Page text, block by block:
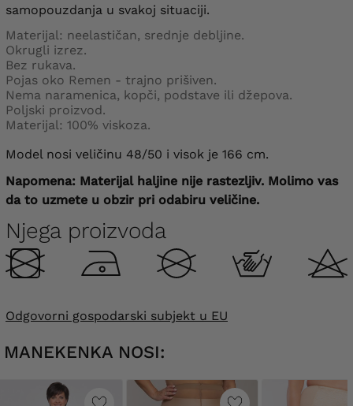
samopouzdanja u svakoj situaciji.
Materijal: neelastičan, srednje debljine.
Okrugli izrez.
Bez rukava.
Pojas oko Remen - trajno prišiven.
Nema naramenica, kopči, podstave ili džepova.
Poljski proizvod.
Materijal: 100% viskoza.
Model nosi veličinu 48/50 i visok je 166 cm.
Napomena: Materijal haljine nije rastezljiv. Molimo vas
da to uzmete u obzir pri odabiru veličine.
Njega proizvoda
Odgovorni gospodarski subjekt u EU
MANEKENKA NOSI: